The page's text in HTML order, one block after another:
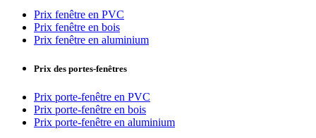
Prix fenêtre en PVC
Prix fenêtre en bois
Prix fenêtre en aluminium
Prix des portes-fenêtres
Prix porte-fenêtre en PVC
Prix porte-fenêtre en bois
Prix porte-fenêtre en aluminium